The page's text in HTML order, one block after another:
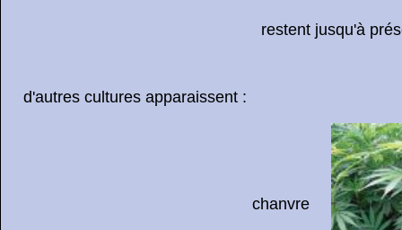
restent jusqu'à présent
d'autres cultures apparaissent :
chanvre